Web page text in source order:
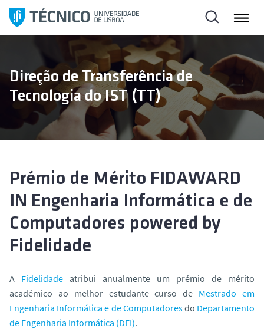
l
a
Direção de Transferência de
Tecnologia do IST (TT)
Prémio de Mérito FIDAWARD
IN Engenharia Informática e de
Computadores powered by
Fidelidade
A Fidelidade atribui anualmente um prémio de mérito
académico ao melhor estudante curso de Mestrado em
Engenharia Informática e de Computadoresdo Departamento
de Engenharia Informática (DEI).